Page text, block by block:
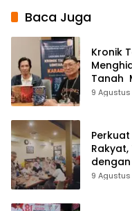
Baca Juga
Kronik
Tanah
9
9